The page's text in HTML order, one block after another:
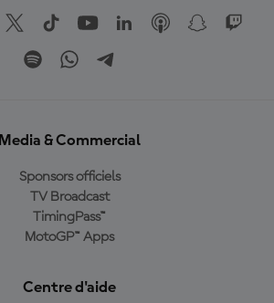
Media & Commercial
Sponsors officiels
TV Broadcast
TimingPass™
MotoGP™ Apps
Centre d'aide